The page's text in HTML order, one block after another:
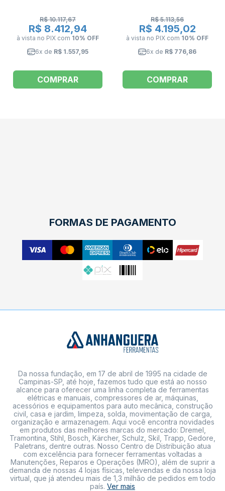
R$ 10.117,67
R$ 8.412,94
à vista no PIX com 10% OFF
6x de R$ 1.557,95
COMPRAR
R$ 5.113,56
R$ 4.195,02
à vista no PIX com 10% OFF
6x de R$ 776,86
COMPRAR
FORMAS DE PAGAMENTO
Da nossa fundação, em 17 de abril de 1995 na cidade de
Campinas-SP, até hoje, fazemos tudo que está ao nosso
alcance para oferecer uma linha completa de ferramentas
elétricas e manuais, compressores de ar, máquinas,
acessórios e equipamentos para auto mecânica, construção
civil, casa e jardim, limpeza, solda, movimentação de carga,
organização e armazenagem. Aqui você encontra novidades
em produtos das melhores marcas do mercado: Dremel,
Tramontina, Stihl, Bosch, Kärcher, Schulz, Skil, Trapp, Gedore,
Paletrans, dentre outras. Nosso Centro de Distribuição atua
com excelência para fornecer ferramentas voltadas a
Manutenções, Reparos e Operações (MRO), além de suprir a
demanda de nossas 4 lojas físicas, televendas e da nossa loja
virtual, que já atendeu mais de 1,3 milhão de pedidos em todo
país. Ver mais